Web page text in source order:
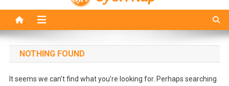
NOTHING FOUND
It seems we can’t find what you’re looking for. Perhaps searching